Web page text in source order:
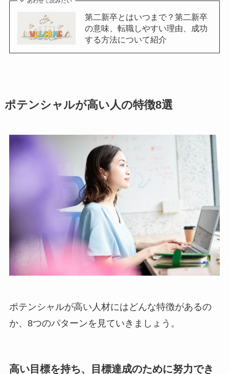
第二新卒とはいつまで？第二新卒
の意味、転職しやすい理由、成功
する方法について紹介
ポテンシャルが高い人の特徴8選
ポテンシャルが高い人材にはどんな特徴があるの
か、8つのパターンを見ていきましょう。
高い目標を持ち、目標達成のために努力でき